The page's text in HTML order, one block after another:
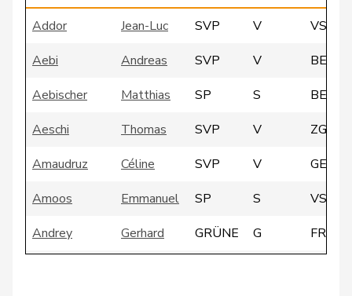
Addor Jean-Luc SVP V
VS
Aebi
Andreas SVP V
BE
Aebischer
Matthias SP S
BE
Aeschi
Thomas SVP V
ZG
Amaudruz
Céline SVP V
GE
Amoos
Emmanuel SP S
VS
Andrey
Gerhard GRÜNE G
FR